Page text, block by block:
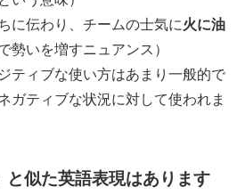
に伝わり、チームの士気に火に油
勢いを増すニュアンス）
ティブな使い方はあまり一般的で
ガティブな状況に対して使われま
と似た英語表現はあります